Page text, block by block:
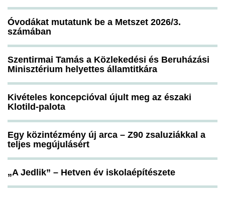
Óvodákat mutatunk be a Metszet 2026/3.
számában
Szentirmai Tamás a Közlekedési és Beruházási
Minisztérium helyettes államtitkára
Kivételes koncepcióval újult meg az északi
Klotild-palota
Egy közintézmény új arca – Z90 zsaluziákkal a
teljes megújulásért
„A Jedlik” – Hetven év iskolaépítészete